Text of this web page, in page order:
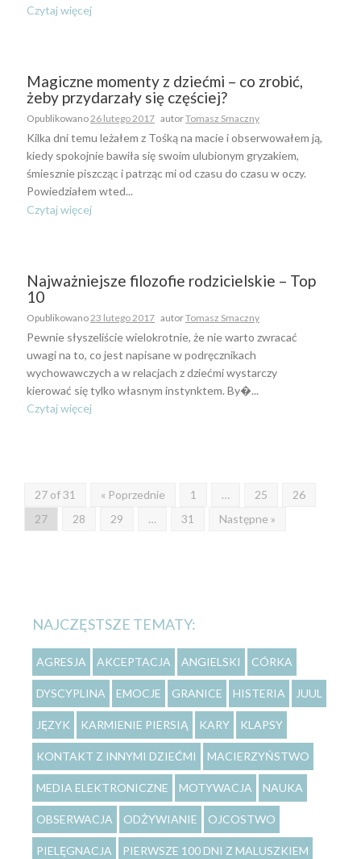
Czytaj więcej
Magiczne momenty z dziećmi – co zrobić,
żeby przydarzały się częściej?
Opublikowano26 lutego 2017 autorTomasz Smaczny
Kilka dni temu leżałem z Tośką na macie i obserwowałem ją,
kiedy spokojnie bawiła się swoim ulubionym gryzakiem,
śmiesznie piszcząc i patrząc mi od czasu do czasu w oczy.
Powiedziałem wted...
Czytaj więcej
Najważniejsze filozofie rodzicielskie – Top
10
Opublikowano 23 lutego 2017 autorTomasz Smaczny
Pewnie słyszeliście wielokrotnie, że nie warto zwracać
uwagi na to, co jest napisane w podręcznikach
wychowawczych a w relacjach z dziećmi wystarczy
kierować się tylko własnym instynktem. By�...
Czytaj więcej
27 of 31 « Poprzednie 1 … 25
26
27
28 29 … 31 Następne »
NAJCZĘSTSZE TEMATY:
AGRESJA AKCEPTACJA ANGIELSKI CÓRKA
DYSCYPLINA EMOCJE GRANICE HISTERIA JUUL
JĘZYK KARMIENIE PIERSIĄ KARY KLAPSY
KONTAKT Z INNYMI DZIEĆMI MACIERZYŃSTWO
MEDIA ELEKTRONICZNE MOTYWACJA NAUKA
OBSERWACJA ODŻYWIANIE OJCOSTWO
PIELĘGNACJA PIERWSZE 100 DNI Z MALUSZKIEM